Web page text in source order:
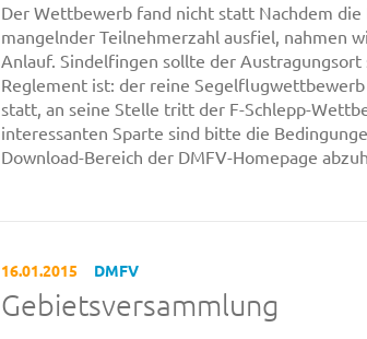
Der Wettbewerb fand nicht statt Nachdem die
mangelnder Teilnehmerzahl ausfiel, nahmen
Anlauf. Sindelfingen sollte der Austragungsort
Reglement ist: der reine
statt, an seine Stelle tritt der F-Schlepp-
interessanten Sparte sind bitte die
Download-Bereich der DMFV-Homepage
16.01.2015 DMFV
Gebietsversammlung